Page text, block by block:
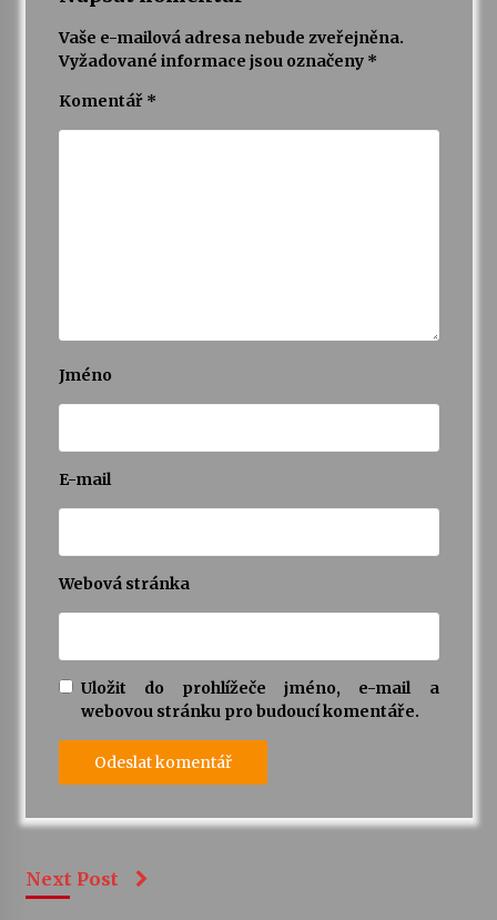
Vaše e-mailová adresa nebude zveřejněna.
Vyžadované informace jsou označeny *
Komentář *
Jméno
E-mail
Webová stránka
Uložit do prohlížeče jméno, e-mail a
webovou stránku pro budoucí komentáře.
Next Post